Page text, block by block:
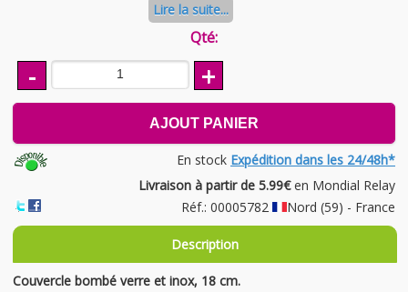
Lire la suite...
Qté:
- +
AJOUT PANIER
En stock Expédition dans les 24/48h*
Livraison à partir de 5.99€en Mondial Relay
Réf.: 00005782
Nord (59) - France
Description
Couvercle bombé verre et inox, 18 cm.